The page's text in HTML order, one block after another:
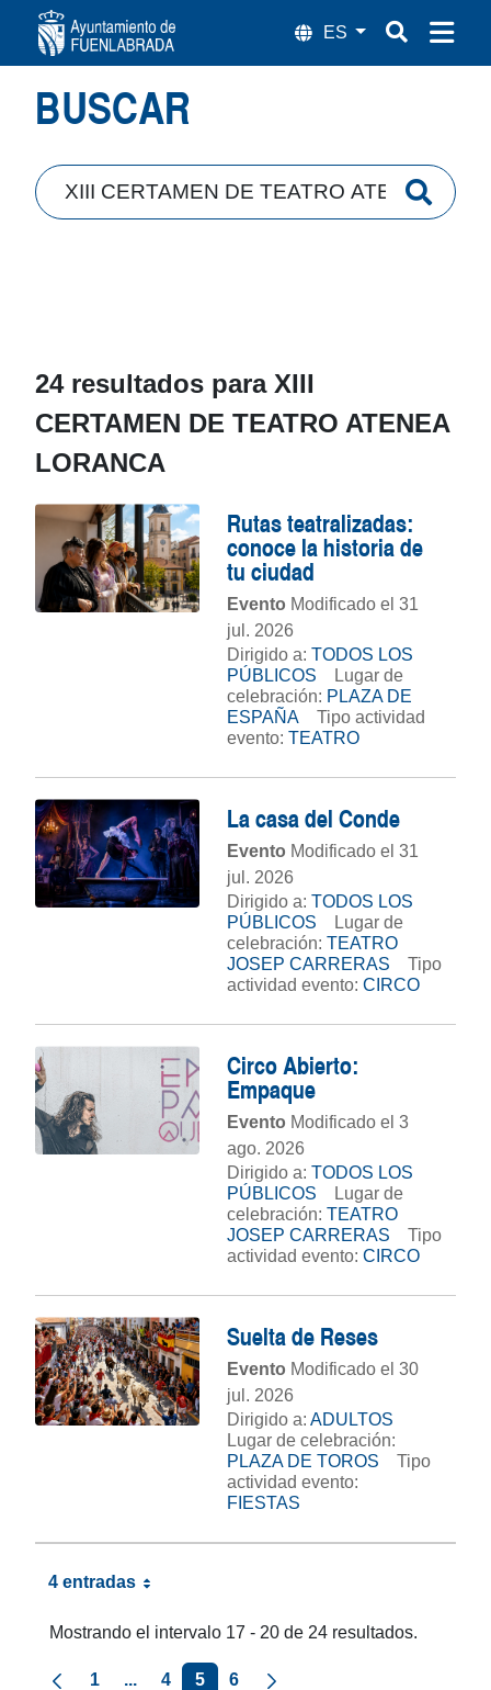
Búsqueda
BUSCAR
24 resultados para XIII
CERTAMEN DE TEATRO ATENEA
LORANCA
Rutas teatralizadas:
conoce la historia de
tu ciudad
Evento Modificado el 31
jul. 2026
Dirigido a: TODOS LOS
PÚBLICOS
Lugar de
celebración: PLAZA DE
ESPAÑA
Tipo actividad
evento: TEATRO
La casa del Conde
Evento Modificado el 31
jul. 2026
Dirigido a: TODOS LOS
PÚBLICOS
Lugar de
celebración: TEATRO
JOSEP CARRERAS
Tipo
actividad evento: CIRCO
Circo Abierto:
Empaque
Evento Modificado el 3
ago. 2026
Dirigido a: TODOS LOS
PÚBLICOS
Lugar de
celebración: TEATRO
JOSEP CARRERAS
Tipo
actividad evento: CIRCO
Suelta de Reses
Evento Modificado el 30
jul. 2026
Dirigido a: ADULTOS
Lugar de celebración:
PLAZA DE TOROS
Tipo
actividad evento:
FIESTAS
4 entradas
Mostrando el intervalo 17 - 20 de 24 resultados.
Página anterior
1 ... 4 5 6